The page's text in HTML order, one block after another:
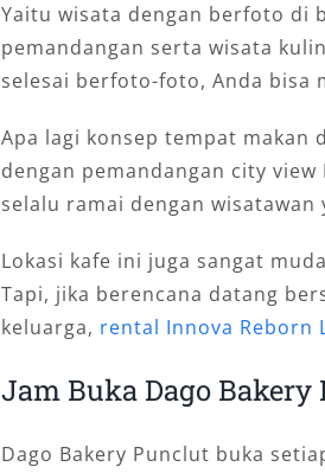
Yaitu wisata dengan berfoto di
pemandangan serta wisata
selesai berfoto-foto, Anda bisa
Apa lagi konsep tempat makan
dengan pemandangan city view
selalu ramai dengan
Lokasi kafe ini juga sangat
Tapi, jika berencana datang
keluarga, rental Innova Reborn
Jam Buka Dago
Dago Bakery Punclut buka